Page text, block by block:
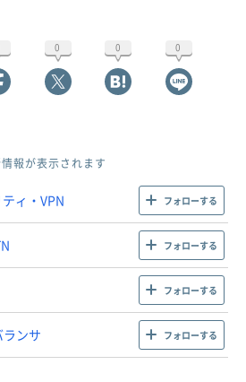
0 0 0
報が表示されます
ィ・VPN フォローする
フォローする
フォローする
ンサ フォローする